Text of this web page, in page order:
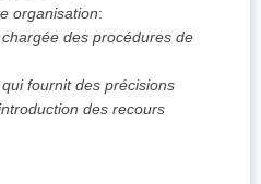
organisation:
des procédures de
fournit des précisions
des recours